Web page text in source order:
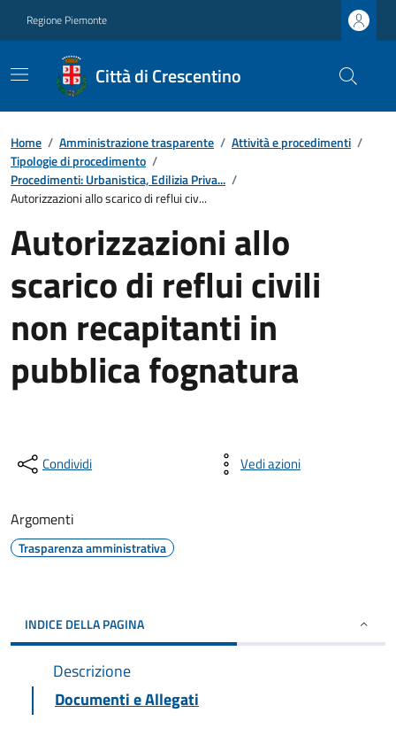
Regione Piemonte
Città di Crescentino
Home / Amministrazione trasparente / Attività e procedimenti /
Tipologie di procedimento /
Procedimenti: Urbanistica, Edilizia Priva... /
Autorizzazioni allo scarico di reflui civ...
Autorizzazioni allo
scarico di reflui civili
non recapitanti in
pubblica fognatura
Condividi Vedi azioni
Argomenti
Trasparenza amministrativa
INDICE DELLA PAGINA
Descrizione
Documenti e Allegati